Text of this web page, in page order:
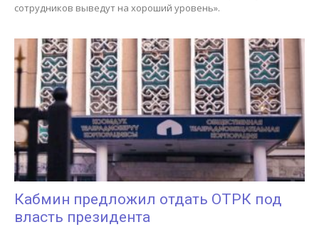
сотрудников выведут на хороший уровень».
Кабмин предложил отдать ОТРК под
власть президента